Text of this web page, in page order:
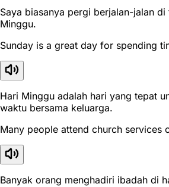
Saya biasanya pergi berjalan-jalan di
Minggu.
Sunday is a great day for spending
Hari Minggu adalah hari yang tepat
waktu bersama keluarga.
Many people attend church services
Banyak orang menghadiri ibadah di